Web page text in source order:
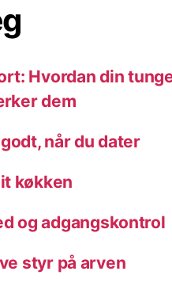
Hvordan din
dem
når du dater
køkken
og adgangskontrol
styr på arven